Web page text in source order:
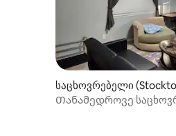
საცხოვრებელი
Თანამედროვე